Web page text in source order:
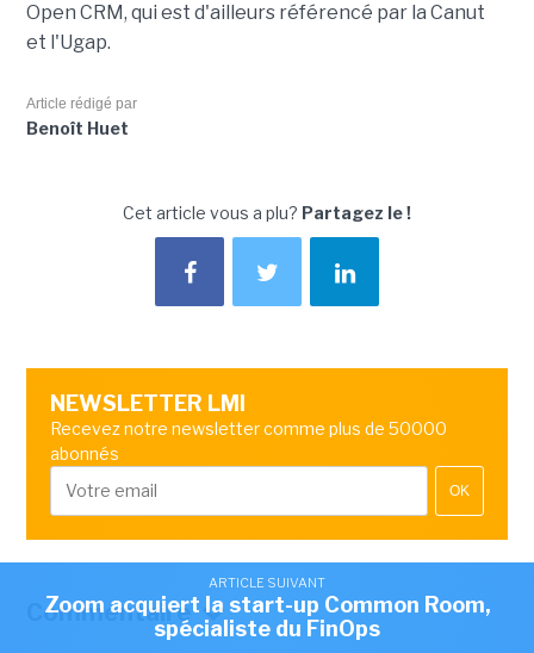
Open CRM, qui est d'ailleurs référencé par la Canut
et l'Ugap.
Article rédigé par
Benoît Huet
Cet article vous a plu? Partagez le !
NEWSLETTER LMI
Recevez notre newsletter comme plus de 50000
abonnés
OK
Commentaire
ARTICLE SUIVANT
Zoom acquiert la start-up Common Room,
spécialiste du FinOps